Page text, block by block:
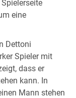
eine
Dettoni
Spieler mit
dass er
kann. In
Mann stehen